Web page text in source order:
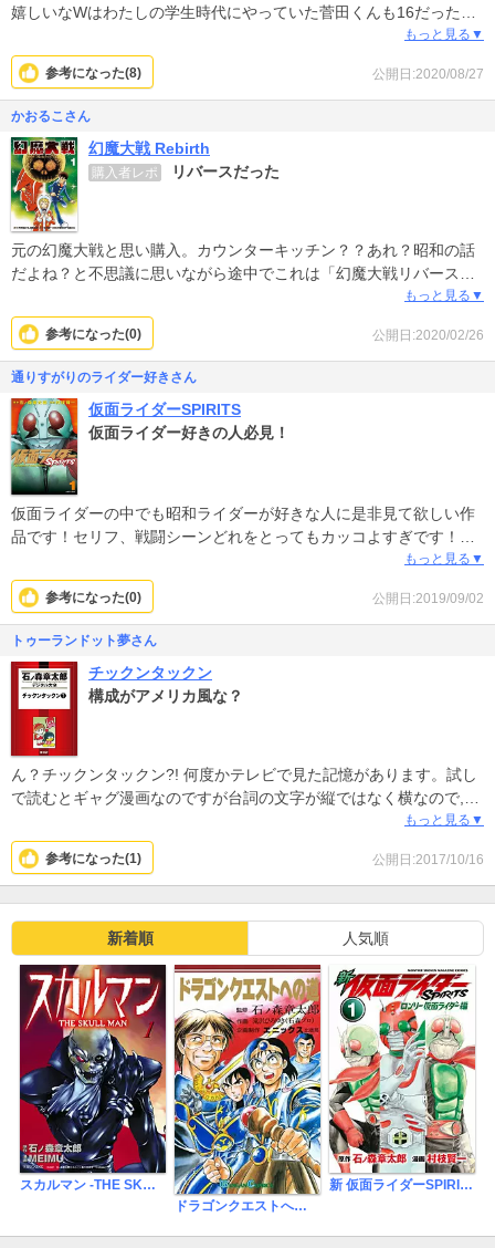
嬉しいなWはわたしの学生時代にやっていた菅田くんも16だったな
もっと見る▼
公開日:2020/08/27
参考になった(8)
かおるこさん
幻魔大戦 Rebirth
購入者レポ リバースだった
元の幻魔大戦と思い購入。カウンターキッチン？？あれ？昭和の話
だよね？と不思議に思いながら途中でこれは「幻魔大戦リバース」
なのだとわかりました。「幻魔大戦」の続続編だったんです。しか
し、損はないです。面白いです。何十年も前に見た映画（大友克洋
キャラデザインのアニメ）の断片を思い出しながら楽しんでいま
す。
もっと見る▼
公開日:2020/02/26
参考になった(0)
通りすがりのライダー好きさん
仮面ライダーSPIRITS
仮面ライダー好きの人必見！
仮面ライダーの中でも昭和ライダーが好きな人に是非見て欲しい作
品です！セリフ、戦闘シーンどれをとってもカッコよすぎです！
又、かつて昭和ライダーをリアルタイムで見ていた世代の方はあの
頃の熱い想いがみなぎってくるのではないでしょうか
もっと見る▼
公開日:2019/09/02
参考になった(0)
トゥーランドット夢さん
チックンタックン
構成がアメリカ風な？
ん？チックンタックン?! 何度かテレビで見た記憶があります。試し
で読むとギャグ漫画なのですが台詞の文字が縦ではなく横なので,ち
ょっと読み方に戸惑って,構成も左側から画を 見るという感じで若
干,アメリカ風な構成になっています。慣れてくると気にしなくなる
かな？読みやすいし,動物の習性も わかりやすく 説明がしつこくな
い所が良いです。 ん〜 強いて言うのならば少しギャグが分かりづら
いるのでハギレがいい。この漫画を見つけた途端 ""え？ 石ノ森 先生
の作品だったのぉ？""と目が止まりました。何だかちょっと懐かし
いです♡
もっと見る▼
公開日:2017/10/16
参考になった(1)
新着順 人気順
スカルマン -THE SKULL MAN-
ドラゴンクエストへの道
新 仮面ライダーSPIRITS ロンリー仮面ライダー編